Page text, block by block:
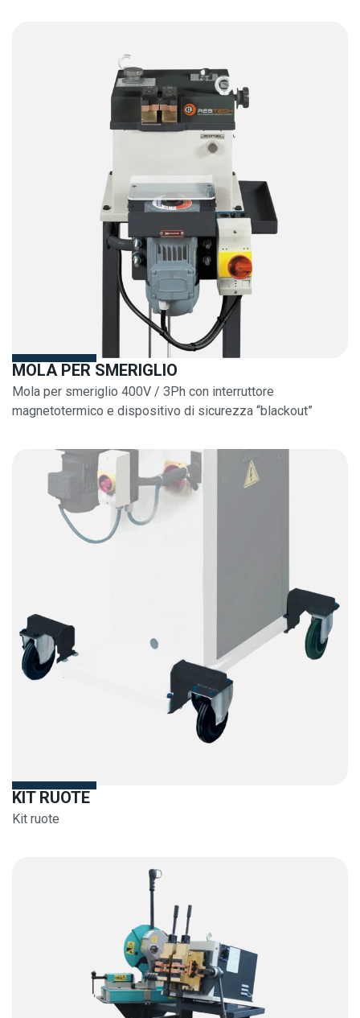
MOLA PER SMERIGLIO
Mola per smeriglio 400V / 3Ph con interruttore
magnetotermico e dispositivo di sicurezza “blackout”
KIT RUOTE
Kit ruote